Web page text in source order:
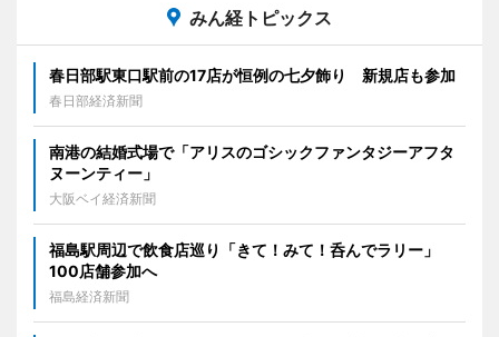
みん経トピックス
春日部駅東口駅前の17店が恒例の七夕飾り 新規店も参加
春日部経済新聞
南港の結婚式場で「アリスのゴシックファンタジーアフタ
ヌーンティー」
大阪ベイ経済新聞
福島駅周辺で飲食店巡り「きて！みて！呑んでラリー」
100店舗参加へ
福島経済新聞